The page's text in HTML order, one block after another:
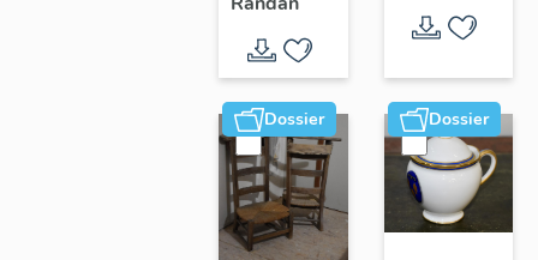
prière de
Marie-
Amélie "
Dossier Dossier